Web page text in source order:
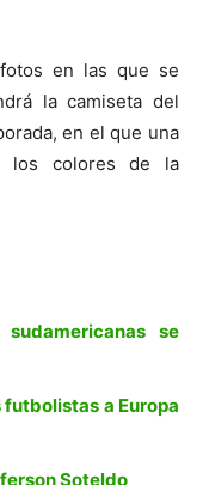
en las que se
la camiseta del
en el que una
los colores de la
se
futbolistas a Europa
Soteldo